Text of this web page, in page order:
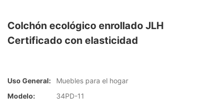
Colchón ecológico enrollado JLH
Certificado con elasticidad
Uso General:
Muebles para el hogar
Modelo:
34PD-11